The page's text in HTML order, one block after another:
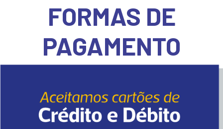
FORMAS DE
PAGAMENTO